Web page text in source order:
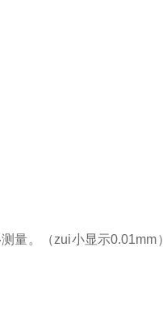
量。（zui小显示0.01mm